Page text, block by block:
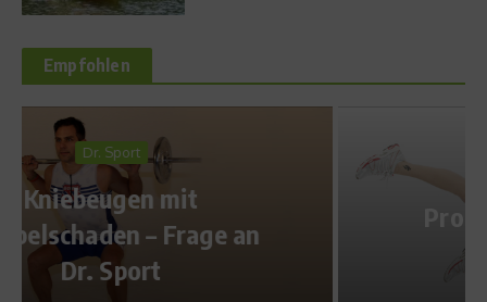
Empfohlen
Produktvorstellung: Der
Togu Jumper